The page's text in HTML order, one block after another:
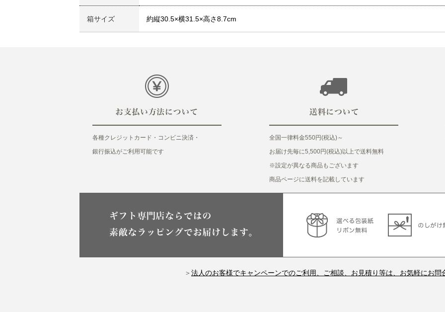
箱サイズ 約縦30.5×横31.5×高さ8.7cm
各種クレジットカード・コンビニ決済・
銀行振込がご利用可能です
全国一律料金550円(税込)～
お届け先毎に5,500円(税込)以上で送料無料
※設定が異なる商品もございます
商品ページに送料を記載しています
＞法人のお客様でキャンペーンでのご利用、ご相談、お見積り等は、お気軽にお問